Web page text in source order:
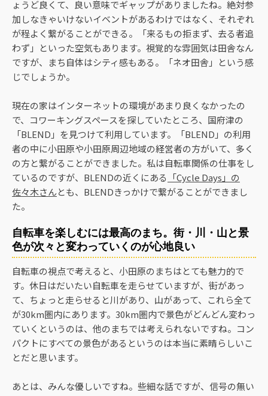
ょうど良くて、良い意味でギャップがありましたね。絶対参
加しなきゃいけないイベントがあるわけではなく、それぞれ
が程よく繋がることができる。「来るもの拒まず、去る者追
わず」といった空気もあります。視覚的な雰囲気は田舎なん
ですが、まち自体はシティ感もある。「ネオ田舎」という感
じでしょうか。
現在の家はインターネットの環境があまり良くなかったの
で、コワーキングスペースを探していたところ、国府津の
「BLEND」を見つけて利用しています。「BLEND」の利用
者の中に小田原や小田原周辺地域の経営者の方がいて、多く
の方と繋がることができました。私は自転車関係の仕事をし
ているのですが、BLENDの近くにある
「Cycle Days」の
佐々木さんとも、BLENDきっかけで繋がることができまし
た。
自転車を楽しむには最高のまち。街・川・山と景
色が次々と変わっていくのが心地良い
自転車の視点で考えると、小田原のまちはとても魅力的で
す。休日はだいたい自転車を走らせていますが、街があっ
て、ちょっと走らせると川があり、山があって、これら全て
が30km圏内にあります。30km圏内で景色がどんどん変わっ
ていくというのは、他のまちでは考えられないですね。コン
パクトにすべての景色があるというのは本当に素晴らしいこ
とだと思います。
あとは、みんな優しいですね。些細な話ですが、信号の無い